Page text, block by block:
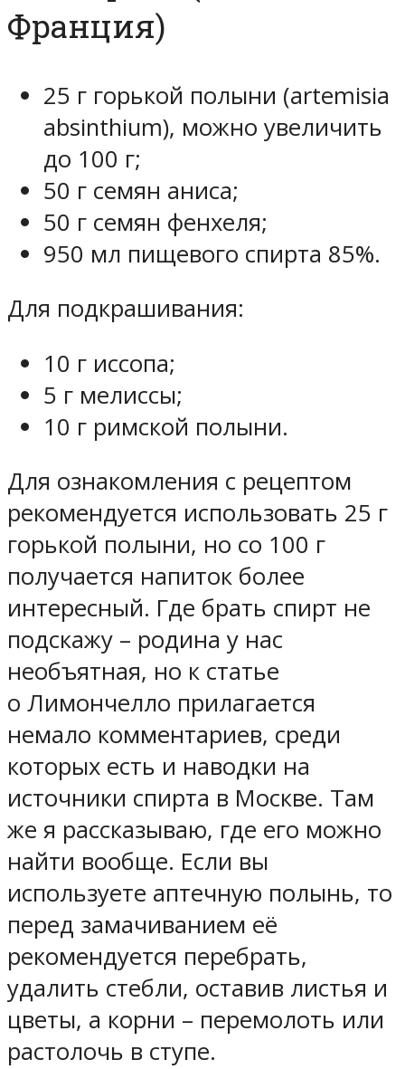
Франция)
25 г горькой полыни (artemisia
absinthium), можно увеличить
до 100 г;
50 г семян аниса;
50 г семян фенхеля;
950 мл пищевого спирта 85%.
Для подкрашивания:
10 г иссопа;
5 г мелиссы;
10 г римской полыни.
Для ознакомления с рецептом
рекомендуется использовать 25 г
горькой полыни, но со 100 г
получается напиток более
интересный. Где брать спирт не
подскажу – родина у нас
необъятная, но к статье
о Лимончелло прилагается
немало комментариев, среди
которых есть и наводки на
источники спирта в Москве. Там
же я рассказываю, где его можно
найти вообще. Если вы
используете аптечную полынь, то
перед замачиванием её
рекомендуется перебрать,
удалить стебли, оставив листья и
цветы, а корни – перемолоть или
растолочь в ступе.